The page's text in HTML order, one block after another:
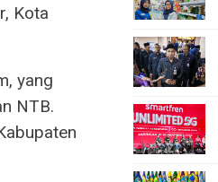
Kota
yang
NTB.